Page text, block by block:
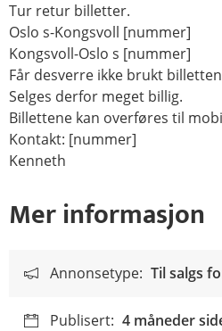
Tur retur billetter.
Oslo s-Kongsvoll [nummer]
Kongsvoll-Oslo s [nummer]
Får desverre ikke brukt
Selges derfor meget billig.
Billettene kan overføres til
Kontakt: [nummer]
Kenneth
Mer informasjon
Annonsetype: Til salgs
Publisert: 4 måneder